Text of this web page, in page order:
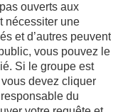
ouverts aux
nécessiter une
et d’autres peuvent
vous pouvez le
Si le groupe est
devez cliquer
du